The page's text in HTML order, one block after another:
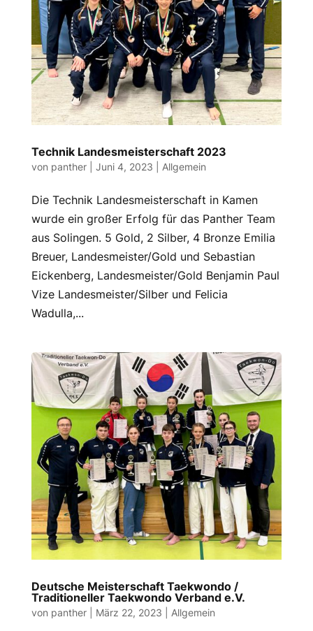
Technik Landesmeisterschaft 2023
von panther| Juni 4, 2023 Allgemein
Die Technik Landesmeisterschaft in Kamen
wurde ein großer Erfolg für das Panther Team
aus Solingen. 5 Gold, 2 Silber, 4 Bronze Emilia
Breuer, Landesmeister/Gold und Sebastian
Eickenberg, Landesmeister/Gold Benjamin Paul
Vize Landesmeister/Silber und Felicia
Wadulla,...
Deutsche Meisterschaft Taekwondo /
Traditioneller Taekwondo Verband e.V.
von panther| März 22, 2023 Allgemein